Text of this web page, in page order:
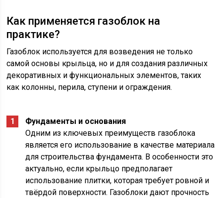
Как применяется газоблок на
практике?
Газоблок используется для возведения не только
самой основы крыльца, но и для создания различных
декоративных и функциональных элементов, таких
как колонны, перила, ступени и ограждения.
Фундаменты и основания
Одним из ключевых преимуществ газоблока
является его использование в качестве материала
для строительства фундамента. В особенности это
актуально, если крыльцо предполагает
использование плитки, которая требует ровной и
твёрдой поверхности. Газоблоки дают прочность